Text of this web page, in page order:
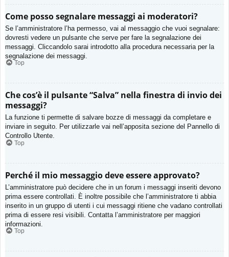
Come posso segnalare messaggi ai moderatori?
Se l’amministratore l’ha permesso, vai al messaggio che vuoi segnalare:
dovresti vedere un pulsante che serve per fare la segnalazione dei
messaggi. Cliccandolo sarai introdotto alla procedura necessaria per la
segnalazione dei messaggi.
Top
Che cos’è il pulsante “Salva” nella finestra di invio dei
messaggi?
La funzione ti permette di salvare bozze di messaggi da completare e
inviare in seguito. Per utilizzarle vai nell’apposita sezione del Pannello di
Controllo Utente.
Top
Perché il mio messaggio deve essere approvato?
L’amministratore può decidere che in un forum i messaggi inseriti devono
prima essere controllati. È inoltre possibile che l’amministratore ti abbia
inserito in un gruppo di utenti i cui messaggi ritiene che vadano controllati
prima di essere resi visibili. Contatta l’amministratore per maggiori
informazioni.
Top